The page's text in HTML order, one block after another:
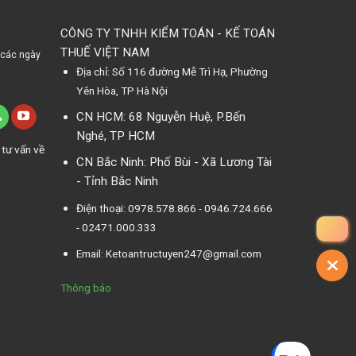
ngày
vấn về
CÔNG TY TNHH KIỂM TOÁN - KẾ TOÁN
THUẾ VIỆT NAM
Địa chỉ: Số 116 đường Mễ Trì Hạ, Phường
Yên Hòa, TP Hà Nội
CN HCM: 68 Nguyễn Huệ, P.Bến
Nghé, TP HCM
CN Bắc Ninh: Phố Bùi - Xã Lương Tài
- Tỉnh Bắc Ninh
Điện thoại: 0978.578.866 - 0946.724.666
- 02471.000.333
Email: Ketoantructuyen247@gmail.com
Thông báo